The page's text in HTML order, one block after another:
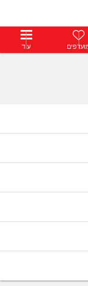
עוד